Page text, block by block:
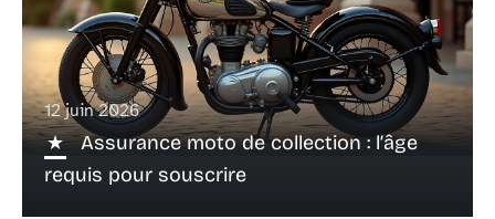
12 juin 2026
Assurance moto de collection : l’âge
requis pour souscrire